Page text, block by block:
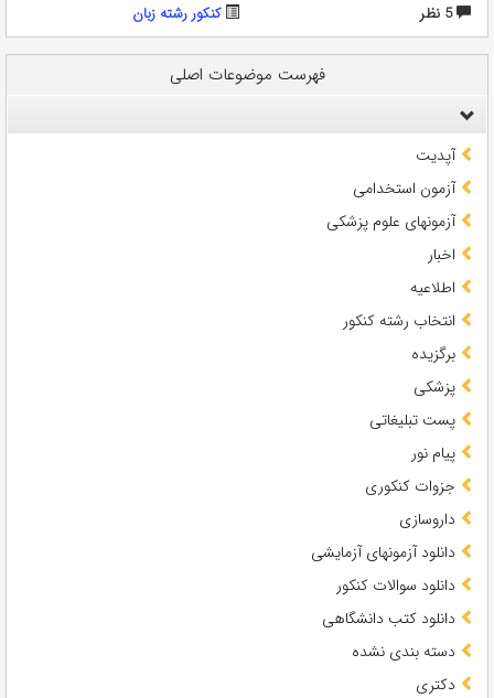
5 نظر کنکور رشته زبان
فهرست موضوعات اصلی
آپدیت
آزمون استخدامی
آزمونهای علوم پزشکی
اخبار
اطلاعیه
انتخاب رشته کنکور
برگزیده
پزشکی
پست تبلیغاتی
پیام نور
جزوات کنکوری
داروسازی
دانلود آزمونهای آزمایشی
دانلود سوالات کنکور
دانلود کتب دانشگاهی
دسته بندی نشده
دکتری